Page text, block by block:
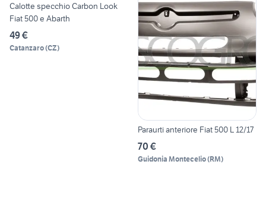
Calotte specchio Carbon Look
Fiat 500 e Abarth
49 €
Catanzaro(CZ)
Paraurti anteriore Fiat 500 L 12/17
70 €
Guidonia Montecelio(RM)